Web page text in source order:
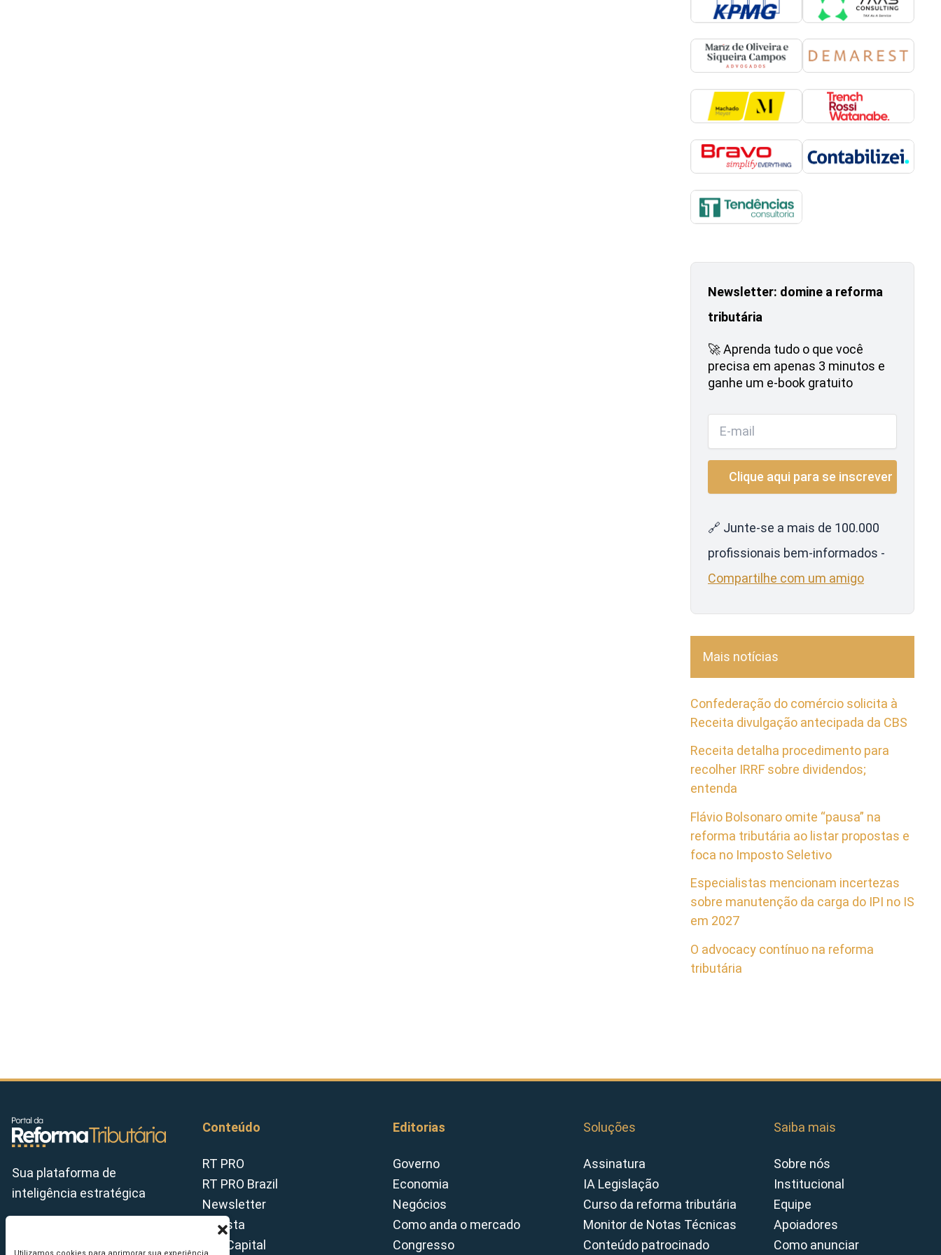
Newsletter: domine a reforma
tributária
🚀 Aprenda tudo o que você
precisa em apenas 3 minutos e
ganhe um e-book gratuito
🔗 Junte-se a mais de 100.000
profissionais bem-informados -
Compartilhe com um amigo
Mais notícias
Confederação do comércio solicita à
Receita divulgação antecipada da CBS
Receita detalha procedimento para
recolher IRRF sobre dividendos;
entenda
Flávio Bolsonaro omite “pausa” na
reforma tributária ao listar propostas e
foca no Imposto Seletivo
Especialistas mencionam incertezas
sobre manutenção da carga do IPI no IS
em 2027
O advocacy contínuo na reforma
tributária
Sua plataforma de
inteligência estratégica
Conteúdo
RT PRO
RT PRO Brazil
Newsletter
Revista
Tax Capital
Editorias
Governo
Economia
Negócios
Como anda o mercado
Congresso
Soluções
Assinatura
IA Legislação
Curso da reforma tributária
Monitor de Notas Técnicas
Conteúdo patrocinado
Saiba mais
Sobre nós
Institucional
Equipe
Apoiadores
Como anunciar